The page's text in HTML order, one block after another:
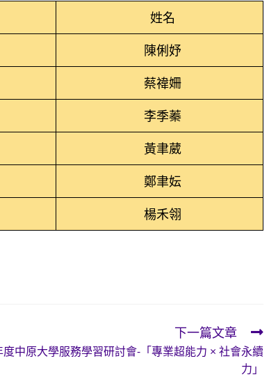
姓名
陳俐妤
蔡禕姍
李季蓁
黃聿葳
鄭聿妘
楊禾翎
下一篇文章
度中原大學服務學習研討會-「專業超能力 × 社會永續
力」